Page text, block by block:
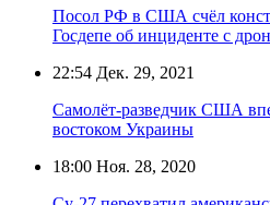
Посол РФ в США счёл
Госдепе об инциденте с
22:54 Дек. 29, 2021
Самолёт-разведчик США
востоком Украины
18:00 Ноя. 28, 2020